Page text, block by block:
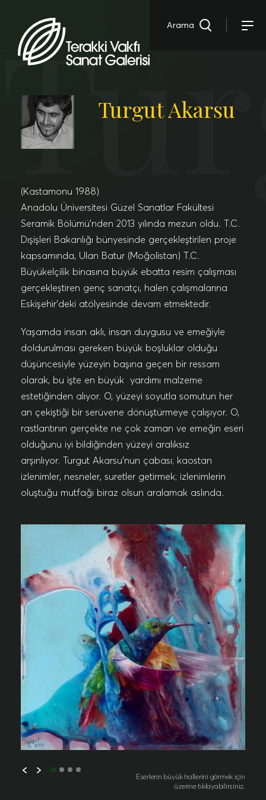
Arama
Turgut Akarsu
(Kastamonu 1988)
Anadolu Üniversitesi Güzel Sanatlar Fakültesi
Seramik Bölümü’nden 2013 yılında mezun oldu. T.C.
Dışişleri Bakanlığı bünyesinde gerçekleştirilen proje
kapsamında, Ulan Batur (Moğolistan) T.C.
Büyükelçilik binasına büyük ebatta resim çalışması
gerçekleştiren genç sanatçı, halen çalışmalarına
Eskişehir’deki atölyesinde devam etmektedir.
Yaşamda insan aklı, insan duygusu ve emeğiyle
doldurulması gereken büyük boşluklar olduğu
düşüncesiyle yüzeyin başına geçen bir ressam
olarak, bu işte en büyük yardımı malzeme
estetiğinden alıyor. O, yüzeyi soyutla somutun her
an çekiştiği bir serüvene dönüştürmeye çalışıyor. O,
rastlantının gerçekte ne çok zaman ve emeğin eseri
olduğunu iyi bildiğinden yüzeyi aralıksız
arşınlıyor. Turgut Akarsu’nun çabası; kaostan
izlenimler, nesneler, suretler getirmek; izlenimlerin
oluştuğu mutfağı biraz olsun aralamak aslında.
Eserlerin büyük hallerini görmek için
üzerine tıklayabilirsiniz.